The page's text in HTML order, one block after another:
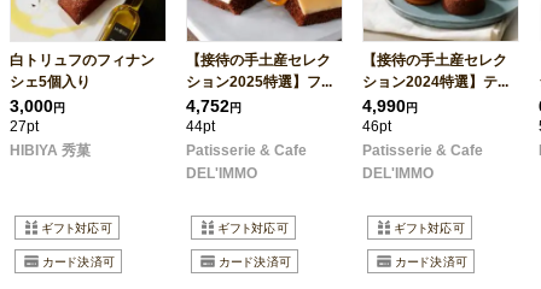
白トリュフのフィナン
シェ5個入り
3,000円
27pt
HIBIYA 秀菓
【接待の手土産セレク
ション2025特選】フ...
4,752円
44pt
Patisserie & Cafe
DEL'IMMO
【接待の手土産セレク
ション2024特選】テ...
4,990円
46pt
Patisserie & Cafe
DEL'IMMO